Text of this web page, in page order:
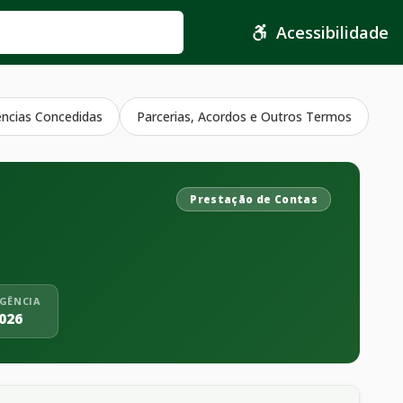
Acessibilidade
Concedidas Parcerias, Acordos e Outros Termos
Prestação de Contas